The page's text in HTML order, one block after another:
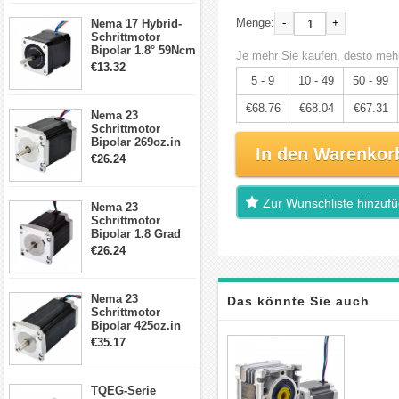
Schrittmotor
Nema 17 Hybrid-
Schrittmotor
Bipolar 1.8° 59Ncm
2A 4 Drähte mit 1m
€13.32
Nema 23
Schrittmotor
Bipolar 269oz.in
2,8A 57x57x76mm
€26.24
Nema 23
Schrittmotor
Bipolar 1.8 Grad
1.9Nm 3A 3.36V 4
€26.24
Nema 23
Schrittmotor
Bipolar 425oz.in
4.2A 57x57x114mm
€35.17
TQEG-Serie
Menge: - +
Je mehr Sie kaufen, desto
5 - 9
10 - 49 50 - 99
€68.76 €68.04 €67.31
In den
Zur Wunschliste
Das könnte Sie auch
interessieren